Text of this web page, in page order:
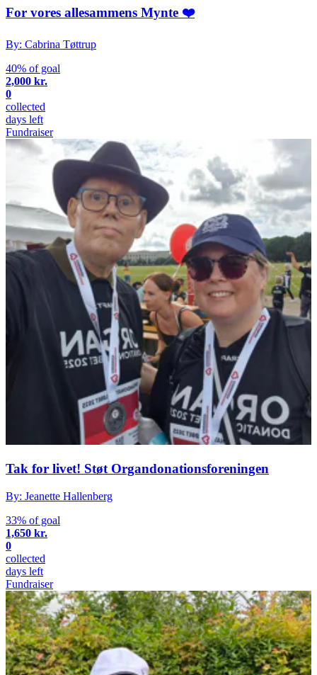
For vores allesammens Mynte ❤️
By: Cabrina Tøttrup
40% of goal
2,000 kr.
0
collected
days left
Fundraiser
Tak for livet! Støt Organdonationsforeningen
By: Jeanette Hallenberg
33% of goal
1,650 kr.
0
collected
days left
Fundraiser